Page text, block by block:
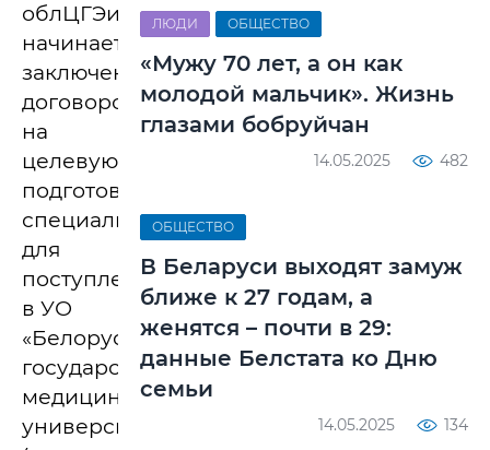
облЦГЭиОЗ»
начинает
заключение
договоров
на
целевую
подготовку
специалистов
для
поступления
в УО
«Белорусский
государственный
медицинский
университет»
ЛЮДИ ОБЩЕСТВО
«Мужу 70 лет, а он как
молодой мальчик». Жизнь
глазами бобруйчан
14.05.2025 482
ОБЩЕСТВО
В Беларуси выходят замуж
ближе к 27 годам, а
женятся – почти в 29:
данные Белстата ко Дню
семьи
14.05.2025 134